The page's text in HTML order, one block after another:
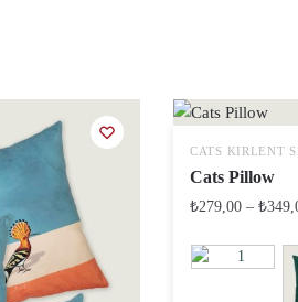
CATS KIRLENT
Cats Pillow
₺279,00 – ₺